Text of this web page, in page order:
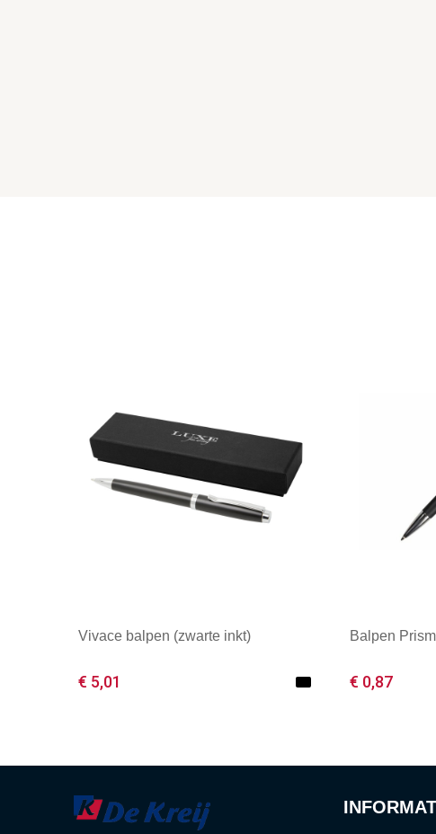
Vivace balpen (zwarte inkt)
€ 5,01
Balpen
€ 0,87